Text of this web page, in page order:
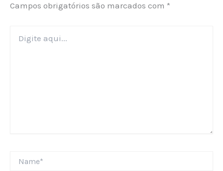
Campos obrigatórios são marcados com *
aqui...